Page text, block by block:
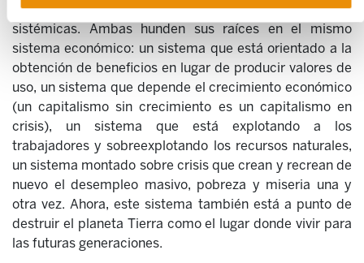
Tanto la crisis económica como la crisis climática son
sistémicas. Ambas hunden sus raíces en el mismo
sistema económico: un sistema que está orientado a la
obtención de beneficios en lugar de producir valores de
uso, un sistema que depende el crecimiento económico
(un capitalismo sin crecimiento es un capitalismo en
crisis), un sistema que está explotando a los
trabajadores y sobreexplotando los recursos naturales,
un sistema montado sobre crisis que crean y recrean de
nuevo el desempleo masivo, pobreza y miseria una y
otra vez. Ahora, este sistema también está a punto de
destruir el planeta Tierra como el lugar donde vivir para
las futuras generaciones.